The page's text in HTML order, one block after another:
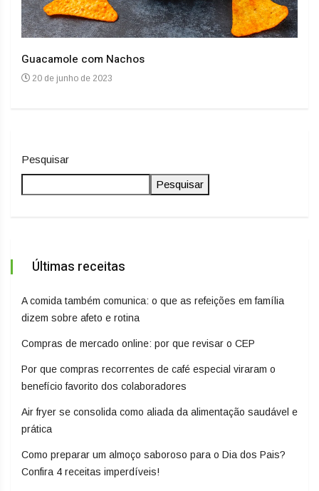
Guacamole com Nachos
20 de junho de 2023
Pesquisar
Pesquisar
Últimas receitas
A comida também comunica: o que as refeições em família
dizem sobre afeto e rotina
Compras de mercado online: por que revisar o CEP
Por que compras recorrentes de café especial viraram o
benefício favorito dos colaboradores
Air fryer se consolida como aliada da alimentação saudável e
prática
Como preparar um almoço saboroso para o Dia dos Pais?
Confira 4 receitas imperdíveis!